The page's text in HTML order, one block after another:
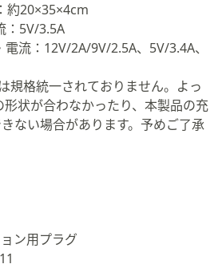
約20×35×4cm
：5V/3.5A
流：12V/2A/9V/2.5A、5V/3.4A、
規格統一されておりません。よっ
形状が合わなかったり、本製品の充
ない場合があります。予めご了承
ン用プラグ